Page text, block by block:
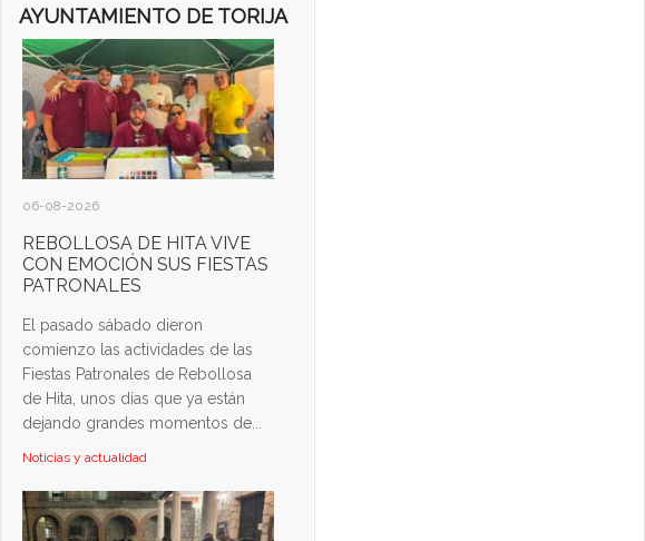
AYUNTAMIENTO DE TORIJA
06-08-2026
REBOLLOSA DE HITA VIVE
CON EMOCIÓN SUS FIESTAS
PATRONALES
El pasado sábado dieron
comienzo las actividades de las
Fiestas Patronales de Rebollosa
de Hita, unos días que ya están
dejando grandes momentos de...
Noticias y actualidad